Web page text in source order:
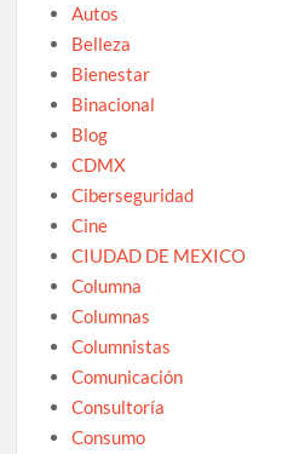
Autos
Belleza
Bienestar
Binacional
Blog
CDMX
Ciberseguridad
Cine
CIUDAD DE MEXICO
Columna
Columnas
Columnistas
Comunicación
Consultoría
Consumo